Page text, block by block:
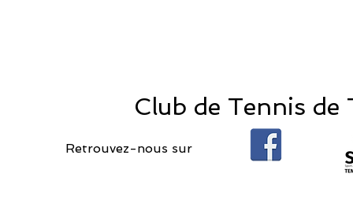
Retrouvez-nous sur
Club de Tennis de